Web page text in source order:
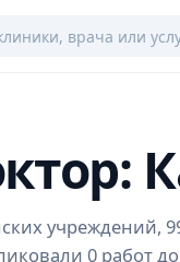
учреждений,
0 работ